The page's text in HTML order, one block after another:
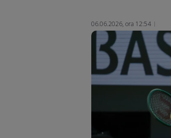
06.06.2026, ora 12:54